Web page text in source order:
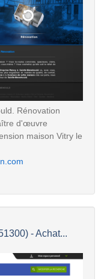
Rénovation
d'œuvre
maison Vitry le
- Achat...